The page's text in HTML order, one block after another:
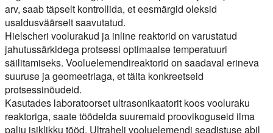
arv, saab täpselt kontrollida, et eesmärgid oleksid
usaldusväärselt saavutatud.
Hielscheri voolurakud ja inline reaktorid on varustatud
jahutussärkidega protsessi optimaalse temperatuuri
säilitamiseks. Vooluelemendireaktorid on saadaval erineva
suuruse ja geomeetriaga, et täita konkreetseid
protsessinõudeid.
Kasutades laboratoorset ultrasonikaatorit koos vooluraku
reaktoriga, saate töödelda suuremaid proovikoguseid ilma
palju isiklikku tööd. Ultraheli vooluelemendi seadistuse abil